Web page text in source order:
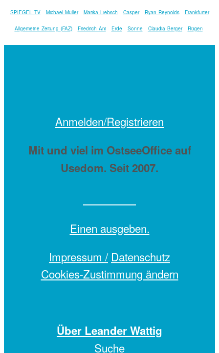
SPIEGEL TV Michael Müller Marika Liebsch Casper Ryan Reynolds Frankfurter
Allgemeine Zeitung (FAZ) Friedrich Ani Erde Sonne Claudia Berger Rügen
Anmelden/Registrieren
Mit und viel im OstseeOffice auf
Usedom. Seit 2007.
Einen ausgeben.
Impressum / Datenschutz
Cookies-Zustimmung ändern
Über Leander Wattig
Suche